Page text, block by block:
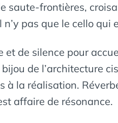
saute-frontières,
pas que le cello qui
de silence pour
de l’architecture
à la réalisation.
affaire de résonance.